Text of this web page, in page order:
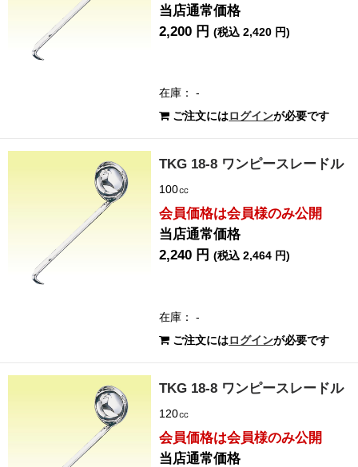
当店通常価格
2,200 円(税込 2,420 円)
在庫： -
ご注文にはログインが必要です
TKG 18-8 ワンピースレードル
100㏄
会員価格は会員様のみ公開
当店通常価格
2,240 円(税込 2,464 円)
在庫： -
ご注文にはログインが必要です
TKG 18-8 ワンピースレードル
120㏄
会員価格は会員様のみ公開
当店通常価格